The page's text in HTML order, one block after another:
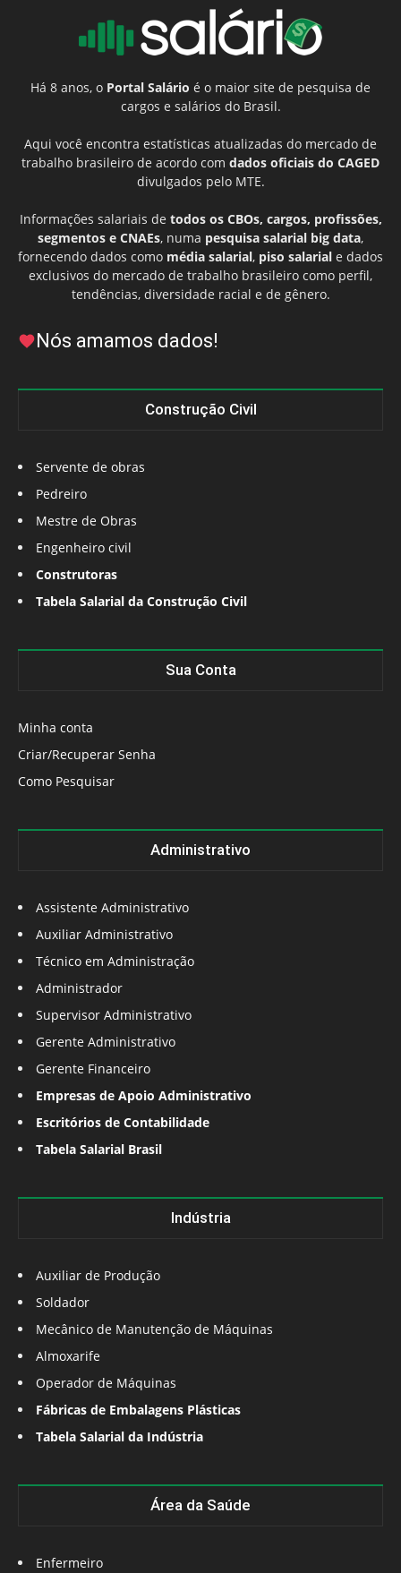
Há 8 anos, o Portal Salário é o maior site de pesquisa de
cargos e salários do Brasil.
Aqui você encontra estatísticas atualizadas do mercado de
trabalho brasileiro de acordo com dados oficiais do CAGED
divulgados pelo MTE.
Informações salariais de todos os CBOs, cargos, profissões,
segmentos e CNAEs, numa pesquisa salarial big data,
fornecendo dados como média salarial, piso salarial e dados
exclusivos do mercado de trabalho brasileiro como perfil,
tendências, diversidade racial e de gênero.
Nós amamos dados!
Construção Civil
Servente de obras
Pedreiro
Mestre de Obras
Engenheiro civil
Construtoras
Tabela Salarial da Construção Civil
Sua Conta
Minha conta
Criar/Recuperar Senha
Como Pesquisar
Administrativo
Assistente Administrativo
Auxiliar Administrativo
Técnico em Administração
Administrador
Supervisor Administrativo
Gerente Administrativo
Gerente Financeiro
Empresas de Apoio Administrativo
Escritórios de Contabilidade
Tabela Salarial Brasil
Indústria
Auxiliar de Produção
Soldador
Mecânico de Manutenção de Máquinas
Almoxarife
Operador de Máquinas
Fábricas de Embalagens Plásticas
Tabela Salarial da Indústria
Área da Saúde
Enfermeiro